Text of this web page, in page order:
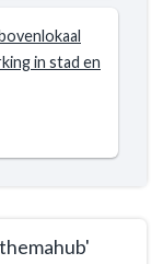
in stad en